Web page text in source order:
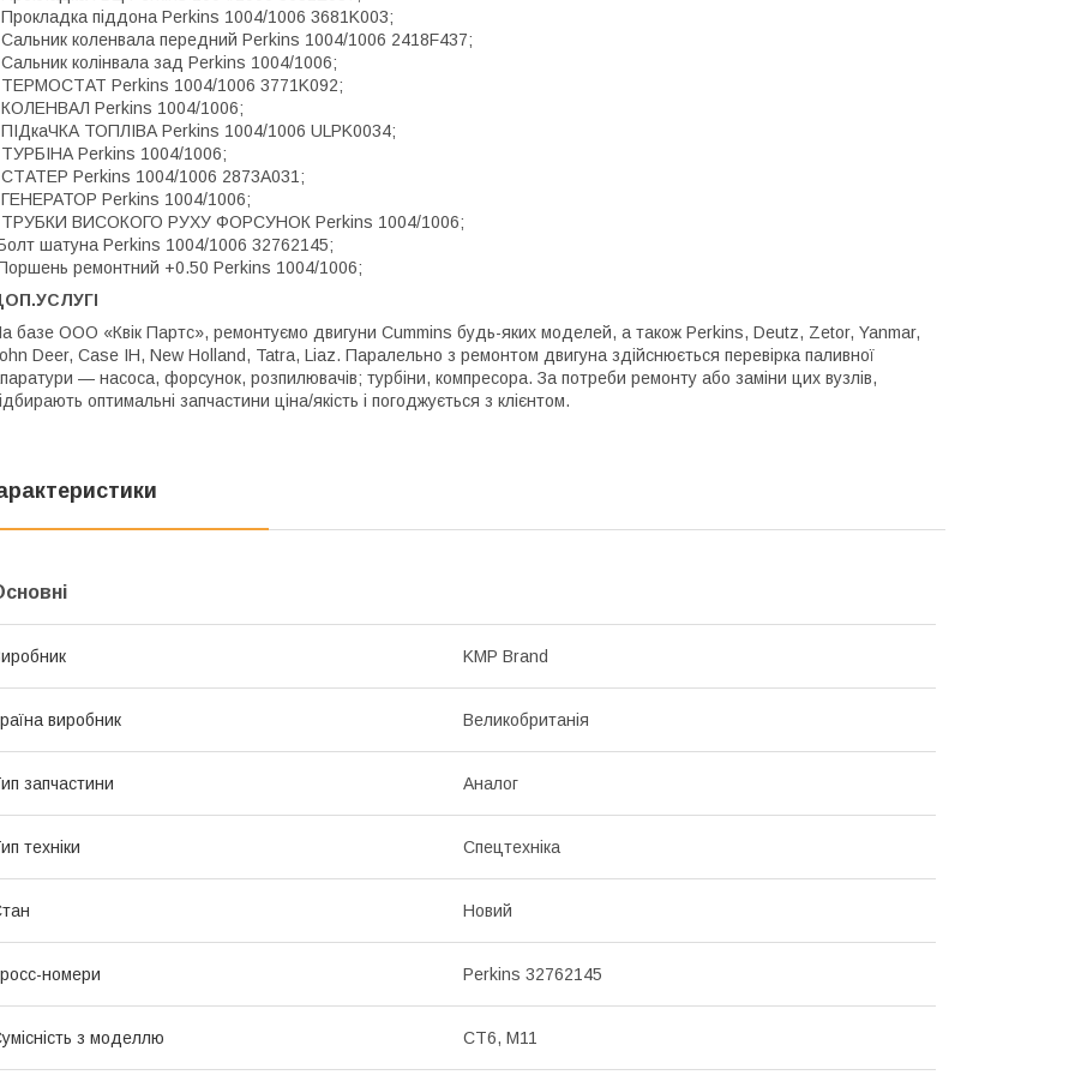
піддона Perkins 1004/1006 3681K003;
коленвала передний Perkins 1004/1006 2418F437;
колінвала зад Perkins 1004/1006;
Perkins 1004/1006 3771K092;
Perkins 1004/1006;
ТОПЛІВА Perkins 1004/1006 ULPK0034;
Perkins 1004/1006;
Perkins 1004/1006 2873A031;
Perkins 1004/1006;
ТРУБКИ ВИСОКОГО РУХУ ФОРСУНОК Perkins 1004/1006;
шатуна Perkins 1004/1006 32762145;
ремонтний +0.50 Perkins 1004/1006;
базе ООО «Квік Партс», ремонтуємо двигуни Cummins будь-яких моделей, а також Perkins, Deutz, Zetor, Yanmar,
Deer, Case IH, New Holland, Tatra, Liaz. Паралельно з ремонтом двигуна здійснюється перевірка паливної
— насоса, форсунок, розпилювачів; турбіни, компресора. За потреби ремонту або заміни цих вузлів,
оптимальні запчастини ціна/якість і погоджується з клієнтом.
KMP Brand
виробник Великобританія
запчастини Аналог
техніки Спецтехніка
Новий
номери Perkins 32762145
з моделлю CT6, M11